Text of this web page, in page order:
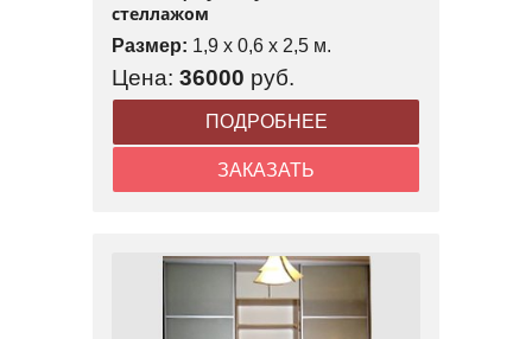
стеллажом
Размер: 1,9 x 0,6 x 2,5 м.
Цена: 36000 руб.
ПОДРОБНЕЕ
ЗАКАЗАТЬ